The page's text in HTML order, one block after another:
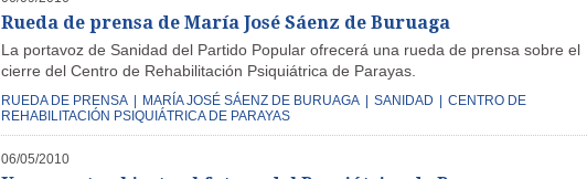
Rueda de prensa de María José Sáenz de Buruaga
La portavoz de Sanidad del Partido Popular ofrecerá una rueda de prensa sobre el
cierre del Centro de Rehabilitación Psiquiátrica de Parayas.
RUEDA DE PRENSA MARÍA JOSÉ SÁENZ DE BURUAGA SANIDAD
CENTRO DE
REHABILITACIÓN PSIQUIÁTRICA DE PARAYAS
06/05/2010